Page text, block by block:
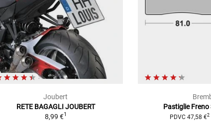
Joubert
RETE BAGAGLI JOUBERT
8,99 €1
Pastiglie
PDVC 47,58 €2